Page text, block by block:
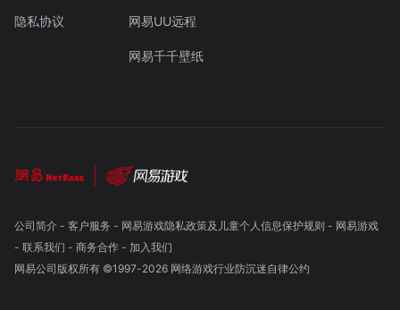
隐私协议 网易UU远程
网易千千壁纸
公司简介- 客户服务 - 网易游戏隐私政策及儿童个人信息保护规则 - 网易游戏
- 联系我们 - 商务合作- 加入我们
网易公司版权所有 ©1997-2026 网络游戏行业防沉迷自律公约